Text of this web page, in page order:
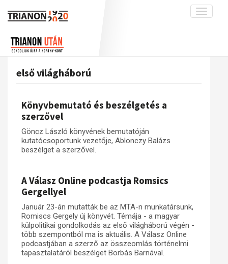
Toggle
interpretációk
A békerendszer megszilárdulása
Adatbázis
Emlékművek (feltöltés alatt)
Visszhang
Kapcsolat
Dokumentumok
A trianoni szerződés
Műhelymunkák
első világháború
Könyvbemutató és beszélgetés a
szerzővel
Göncz László könyvének bemutatóján
kutatócsoportunk vezetője, Ablonczy Balázs
beszélget a szerzővel.
A Válasz Online podcastja Romsics
Gergellyel
Január 23-án mutatták be az MTA-n munkatársunk,
Romiscs Gergely új könyvét. Témája - a magyar
külpolitikai gondolkodás az első világháború végén -
több szempontból ma is aktuális. A Válasz Online
podcastjában a szerző az összeomlás történelmi
tapasztalatáról beszélget Borbás Barnával.